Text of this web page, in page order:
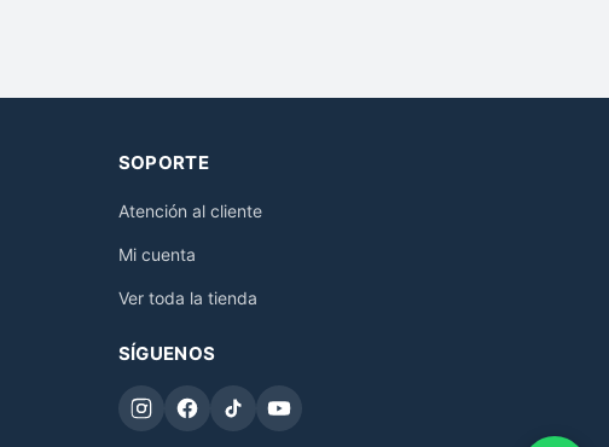
SOPORTE
Atención al cliente
Mi cuenta
Ver toda la tienda
SÍGUENOS